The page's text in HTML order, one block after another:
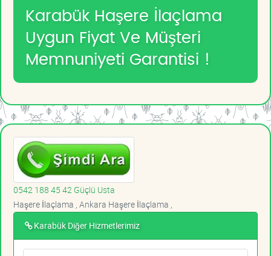
Karabük Haşere İlaçlama
Uygun Fiyat Ve Müşteri
Memnuniyeti Garantisi !
0542 188 45 42 Güçlü Usta
Haşere İlaçlama , Ankara Haşere İlaçlama ,
Karabük Diğer Hizmetlerimiz